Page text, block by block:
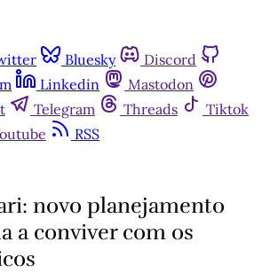
Bluesky
Discord
Linkedin
Mastodon
Telegram Threads
Tiktok
RSS
novo planejamento
a conviver com os